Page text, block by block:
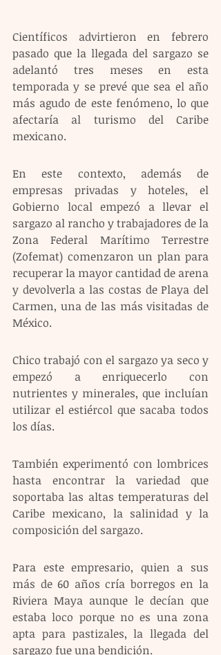
Científicos advirtieron en febrero
pasado que la llegada del sargazo se
adelantó tres meses en esta
temporada y se prevé que sea el año
más agudo de este fenómeno, lo que
afectaría al turismo del Caribe
mexicano.
En este contexto, además de
empresas privadas y hoteles, el
Gobierno local empezó a llevar el
sargazo al rancho y trabajadores de la
Zona Federal Marítimo Terrestre
(Zofemat) comenzaron un plan para
recuperar la mayor cantidad de arena
y devolverla a las costas de Playa del
Carmen, una de las más visitadas de
México.
Chico trabajó con el sargazo ya seco y
empezó a enriquecerlo con
nutrientes y minerales, que incluían
utilizar el estiércol que sacaba todos
los días.
También experimentó con lombrices
hasta encontrar la variedad que
soportaba las altas temperaturas del
Caribe mexicano, la salinidad y la
composición del sargazo.
Para este empresario, quien a sus
más de 60 años cría borregos en la
Riviera Maya aunque le decían que
estaba loco porque no es una zona
apta para pastizales, la llegada del
sargazo fue una bendición.